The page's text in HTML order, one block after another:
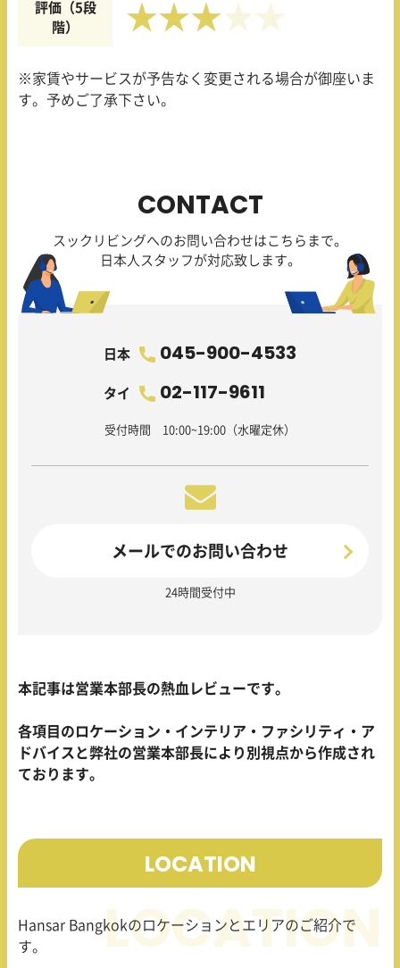
評価（5段
階）
★★★
※家賃やサービスが予告なく変更される場合が御座いま
す。予めご了承下さい。
CONTACT
スックリビングへのお問い合わせはこちらまで。
日本人スタッフが対応致します。
日本 045-900-4533
タイ 02-117-9611
受付時間 10:00~19:00（水曜定休）
メールでのお問い合わせ
24時間受付中
本記事は営業本部長の熱血レビューです。
各項目のロケーション・インテリア・ファシリティ・ア
ドバイスと弊社の営業本部長により別視点から作成され
ております。
LOCATION
Hansar Bangkokのロケーションとエリアのご紹介で
す。